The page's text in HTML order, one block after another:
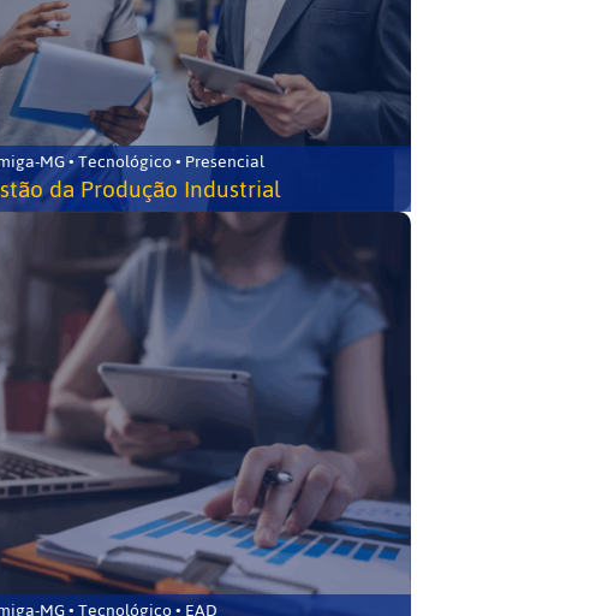
MG • Tecnológico • Presencial
da Produção Industrial